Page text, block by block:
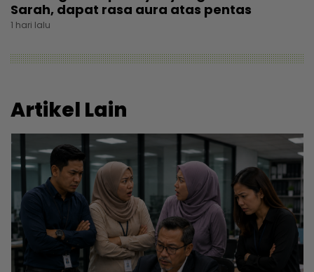
Sarah, dapat rasa aura atas pentas
1 hari lalu
Artikel Lain